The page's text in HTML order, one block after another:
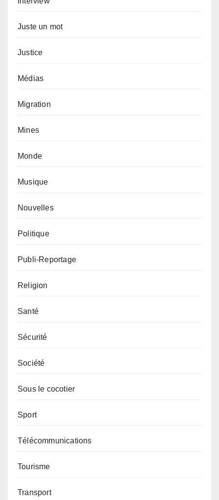
Juste un mot
Justice
Médias
Migration
Mines
Monde
Musique
Nouvelles
Politique
Publi-Reportage
Religion
Santé
Sécurité
Société
Sous le cocotier
Sport
Télécommunications
Tourisme
Transport